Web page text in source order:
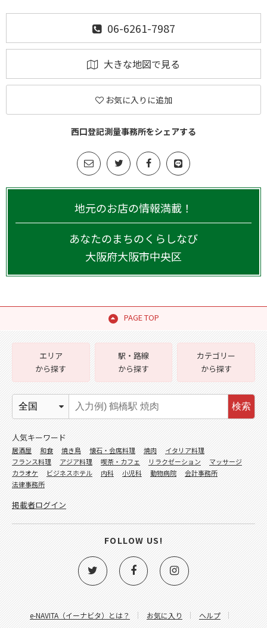
06-6261-7987
大きな地図で見る
お気に入りに追加
西口登記測量事務所をシェアする
地元のお店の情報満載！
あなたのまちのくらしなび
大阪府大阪市中央区
PAGE TOP
e-NAVITA（イーナビタ）とは？ お気に入り
ヘルプ
エリア
から探す
駅・路線
から探す
カテゴリー
から探す
検索
人気キーワード
居酒屋 和食 焼き鳥 懐石・会席料理 焼肉
イタリア料理
フランス料理
アジア料理 喫茶・カフェ リラクゼーション
マッサージ
カラオケ
ビジネスホテル 内科 小児科 動物病院
会計事務所
法律事務所
掲載者ログイン
FOLLOW US!